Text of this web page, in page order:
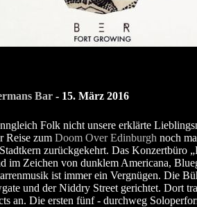
Bar- 15. März 2016
Folk nicht unsere erklärte
Reise zum Doom Over Edinburgh noch
zurückgekehrt. Das Konzertbüro
im Zeichen von dunklem Americana,
ist immer ein Vergnügen. Die
und der Niddry Street gerichtet. Dort
an. Die ersten fünf - durchweg